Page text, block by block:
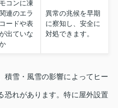
コンに凍
連のエラ
ードや表
出ていな
異常の兆候を早期
に察知し、安全に
対処できます。
積雪・風雪の影響によってヒー
恐れがあります。特に屋外設置